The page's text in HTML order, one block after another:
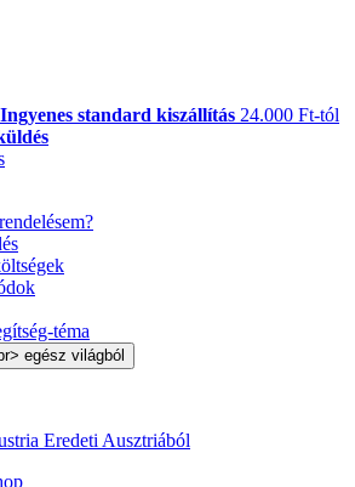
standard kiszállítás 24.000 Ft-tól
téma
Eredeti Ausztriából